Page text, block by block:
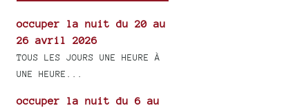
occuper la nuit du 20 au
26 avril 2026
TOUS LES JOURS UNE HEURE À
UNE HEURE...
occuper la nuit du 6 au